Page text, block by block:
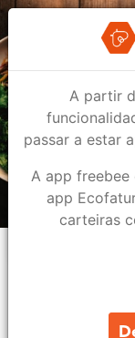
1
A Grow Healthy é a
A partir
passar a estar
A app freebee
app
carteiras